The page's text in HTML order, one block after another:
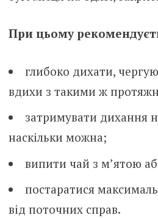
При цьому
глибоко дихати,
вдихи з такими ж
затримувати дихання
наскільки можна;
випити чай з м’ятою
постаратися
від поточних справ.